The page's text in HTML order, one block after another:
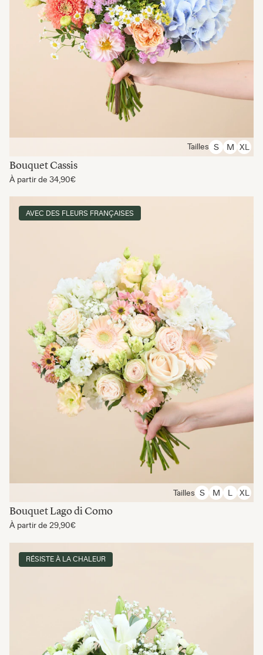
Tailles S M XL
Bouquet Cassis
À partir de 34,90€
AVEC DES FLEURS FRANÇAISES
Tailles S M XL
Bouquet Lago di Como
À partir de 29,90€
RÉSISTE À LA CHALEUR